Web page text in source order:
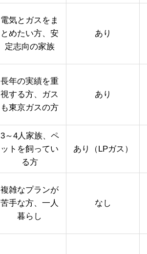
電気とガスをま
とめたい方、安
定志向の家族
あり
長年の実績を重
視する方、ガス
も東京ガスの方
あり
3～4人家族、ペ
ットを飼ってい
る方
あり（LPガス）
複雑なプランが
苦手な方、一人
暮らし
なし